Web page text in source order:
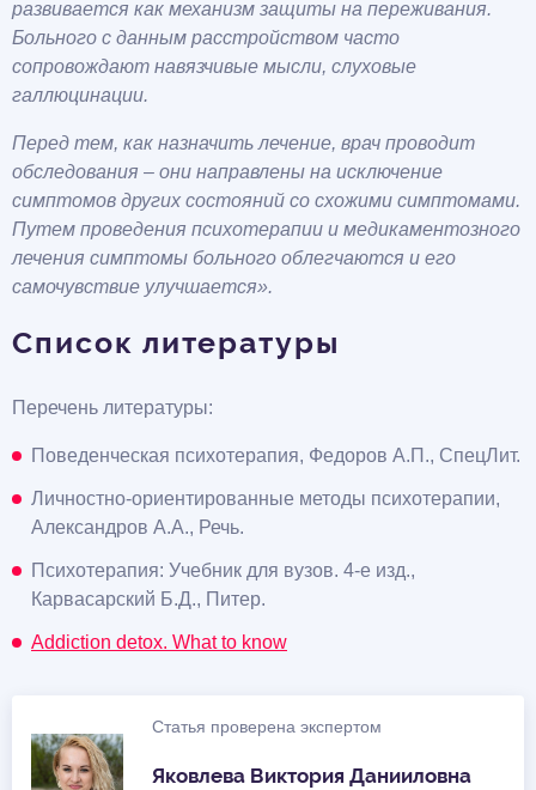
развивается как механизм защиты на переживания.
Больного с данным расстройством часто
сопровождают навязчивые мысли, слуховые
галлюцинации.
Перед тем, как назначить лечение, врач проводит
обследования – они направлены на исключение
симптомов других состояний со схожими симптомами.
Путем проведения психотерапии и медикаментозного
лечения симптомы больного облегчаются и его
самочувствие улучшается».
Список литературы
Перечень литературы:
Поведенческая психотерапия, Федоров А.П., СпецЛит.
Личностно-ориентированные методы психотерапии,
Александров А.А., Речь.
Психотерапия: Учебник для вузов. 4-е изд.,
Карвасарский Б.Д., Питер.
Addiction detox. What to know
Статья проверена экспертом
Яковлева Виктория Данииловна